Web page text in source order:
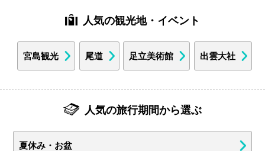
人気の観光地・イベント
宮島観光 尾道 足立美術館 出雲大社
人気の旅行期間から選ぶ
夏休み・お盆